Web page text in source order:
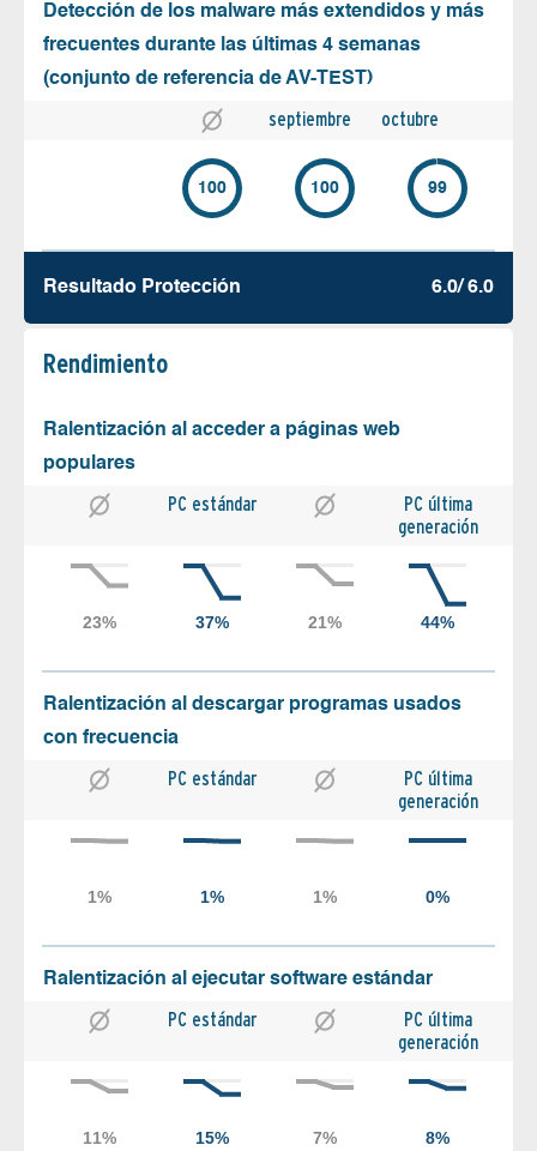
Detección de los malware más extendidos y más
frecuentes durante las últimas 4 semanas
(conjunto de referencia de AV-TEST)
septiembre octubre
100 100 99
Resultado Protección 6.0/ 6.0
Rendimiento
Ralentización al acceder a páginas web
populares
PC estándar
PC última
generación
Ralentización al descargar programas usados
con frecuencia
PC estándar
PC última
generación
Ralentización al ejecutar software estándar
PC estándar
PC última
generación